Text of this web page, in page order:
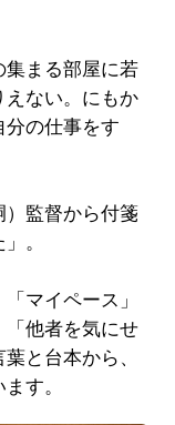
まる部屋に若
えない。にもか
分の仕事をす
監督から付箋
。
マイペース」
「他者を気にせ
と台本から、
す。